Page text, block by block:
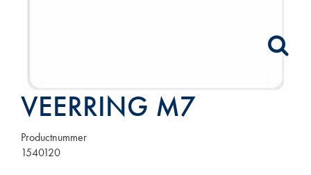
VEERRING M7
Productnummer
1540120